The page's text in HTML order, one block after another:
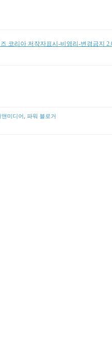
코리아 저작자표시-비영리-변경금지
앤미디어 파워 블로거